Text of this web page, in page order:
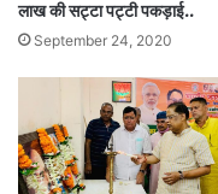
लाख की सट्टा पट्टी पकड़ाई..
September 24, 2020